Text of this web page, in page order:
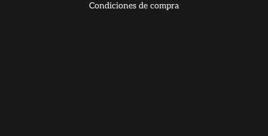
Condiciones de compra